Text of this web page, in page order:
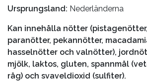
Ursprungsland: Nederländerna
Kan innehålla nötter
paranötter, pekannötter,
hasselnötter och valnötter),
mjölk, laktos, gluten, spannmål
råg) och svaveldioxid (sulfiter).